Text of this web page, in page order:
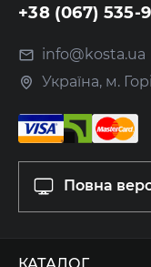
+38 (067) 535-
info@kosta.ua
Україна, м.
Повна